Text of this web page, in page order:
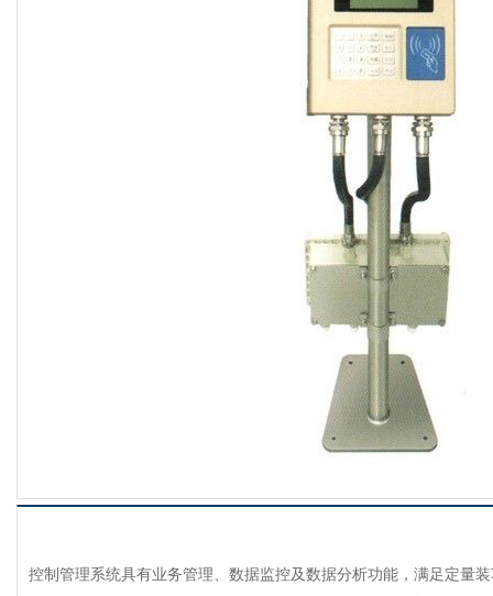
控制管理系统具有业务管理、数据监控及数据分析功能，满足定量